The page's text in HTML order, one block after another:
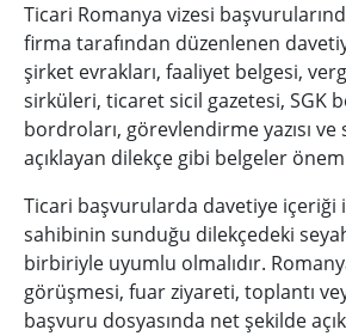
Ticari Romanya vizesi
firma tarafından düzenlenen
şirket evrakları, faaliyet belgesi,
sirküleri, ticaret sicil gazetesi, SGK
bordroları, görevlendirme yazısı ve
açıklayan dilekçe gibi belgeler önem
Ticari başvurularda davetiye içeriği
sahibinin sunduğu dilekçedeki
birbiriyle uyumlu olmalıdır.
görüşmesi, fuar ziyareti, toplantı
başvuru dosyasında net şekilde